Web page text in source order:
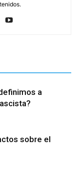
a
sobre el